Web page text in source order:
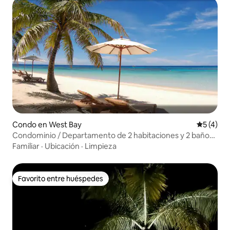
Condo en West Bay
5 (4)
Condominio / Departamento de 2 habitaciones y 2 baños /
Complejo turístico - Infinity Bay
Familiar · Ubicación · Limpieza
Favorito entre huéspedes
Favorito entre huéspedes